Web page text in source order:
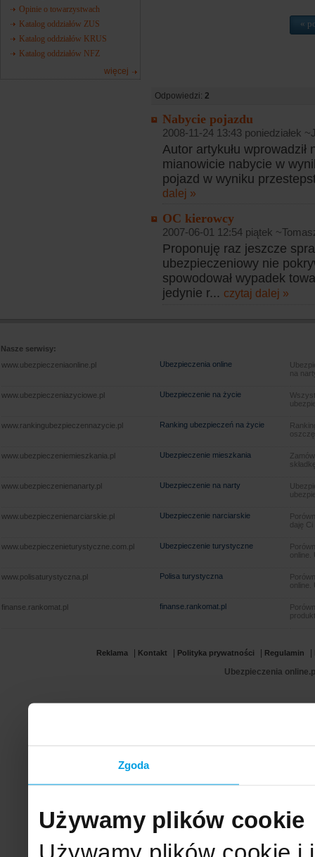
Zgoda
Używamy plików cookie
Opinie o towarzystwach
Katalog oddziałów ZUS
Katalog oddziałów KRUS
Katalog oddziałów NFZ
więcej
«
Odpowiedzi: 2
Nabycie pojazdu
2008-11-24 13:43 poniedziałek
Autor artykułu
mianowicie nabycie w
pojazd w wyniku
dalej »
OC kierowcy
2007-06-01 12:54 piątek
Proponuję raz jeszcze
ubezpieczeniowy nie
spowodował wypadek
jedynie r... czytaj dalej »
Nasze serwisy:
www.ubezpieczeniaonline.pl
Ubezpieczenia online
na
www.ubezpieczeniazyciowe.pl Ubezpieczenie na życie
www.rankingubezpieczennazycie.pl Ranking ubezpieczeń na życie
www.ubezpieczeniemieszkania.pl Ubezpieczenie mieszkania
www.ubezpieczenienanarty.pl Ubezpieczenie na narty
www.ubezpieczenienarciarskie.pl Ubezpieczenie narciarskie
daję
www.ubezpieczenieturystyczne.com.pl Ubezpieczenie turystyczne
www.polisaturystyczna.pl Polisa turystyczna
finanse.rankomat.pl finanse.rankomat.pl
Reklama Kontakt Polityka prywatności Regulamin
Ubezpieczenia